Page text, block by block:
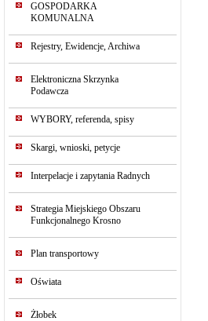
GOSPODARKA
KOMUNALNA
Rejestry, Ewidencje, Archiwa
Elektroniczna Skrzynka
Podawcza
WYBORY, referenda, spisy
Skargi, wnioski, petycje
Interpelacje i zapytania Radnych
Strategia Miejskiego Obszaru
Funkcjonalnego Krosno
Plan transportowy
Oświata
Żłobek